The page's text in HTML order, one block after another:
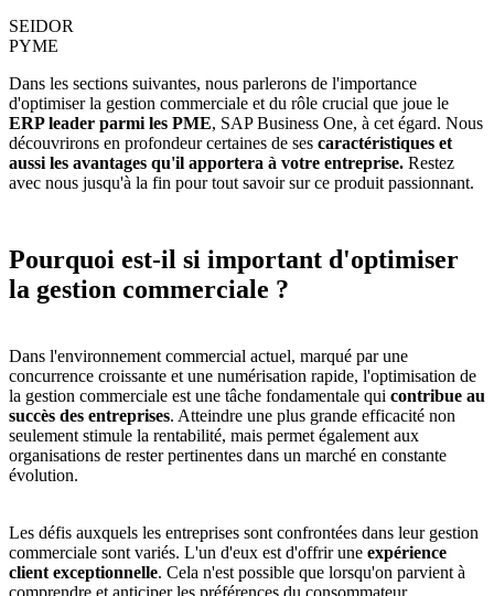
SEIDOR
PYME
Dans les sections suivantes, nous parlerons de l'importance
d'optimiser la gestion commerciale et du rôle crucial que joue le
ERP leader parmi les PME, SAP Business One, à cet égard. Nous
découvrirons en profondeur certaines de ses caractéristiques et
aussi les avantages qu'il apportera à votre entreprise. Restez
avec nous jusqu'à la fin pour tout savoir sur ce produit passionnant.
Pourquoi est-il si important d'optimiser
la gestion commerciale ?
Dans l'environnement commercial actuel, marqué par une
concurrence croissante et une numérisation rapide, l'optimisation de
la gestion commerciale est une tâche fondamentale qui contribue au
succès des entreprises. Atteindre une plus grande efficacité non
seulement stimule la rentabilité, mais permet également aux
organisations de rester pertinentes dans un marché en constante
évolution.
Les défis auxquels les entreprises sont confrontées dans leur gestion
commerciale sont variés. L'un d'eux est d'offrir une expérience
client exceptionnelle. Cela n'est possible que lorsqu'on parvient à
comprendre et anticiper les préférences du consommateur.